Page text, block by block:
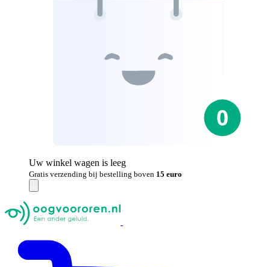
Uw winkel wagen is leeg
Gratis verzending bij bestelling boven 15 euro